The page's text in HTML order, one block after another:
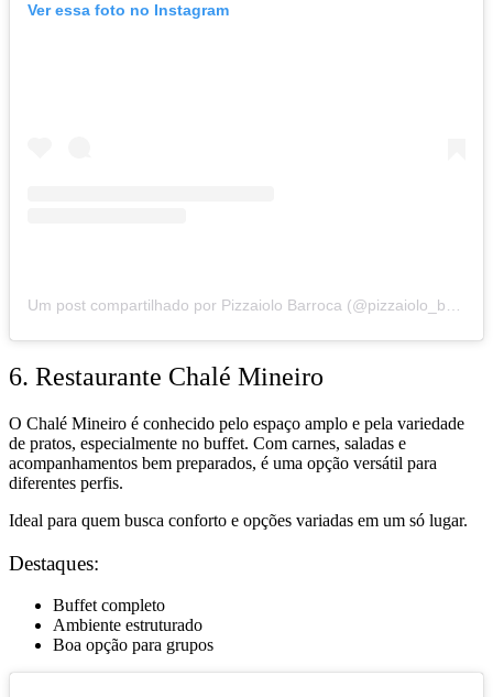
Ver essa foto no Instagram
Um post compartilhado por Pizzaiolo Barroca (@pizzaiolo_barrocabh)
6. Restaurante Chalé Mineiro
O Chalé Mineiro é conhecido pelo espaço amplo e pela variedade
de pratos, especialmente no buffet. Com carnes, saladas e
acompanhamentos bem preparados, é uma opção versátil para
diferentes perfis.
Ideal para quem busca conforto e opções variadas em um só lugar.
Destaques:
Buffet completo
Ambiente estruturado
Boa opção para grupos